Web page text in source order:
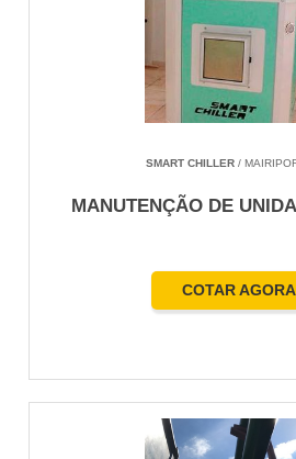
SMART CHILLER /
MANUTENÇÃO DE
COTAR AGORA